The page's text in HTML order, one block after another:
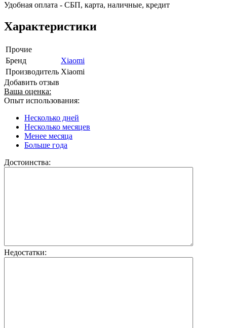
Удобная оплата - СБП, карта, наличные, кредит
Характеристики
Прочие
Бренд
Xiaomi
Производитель Xiaomi
Добавить отзыв
Ваша оценка:
Опыт использования:
Несколько дней
Несколько месяцев
Менее месяца
Больше года
Достоинства:
Недостатки: